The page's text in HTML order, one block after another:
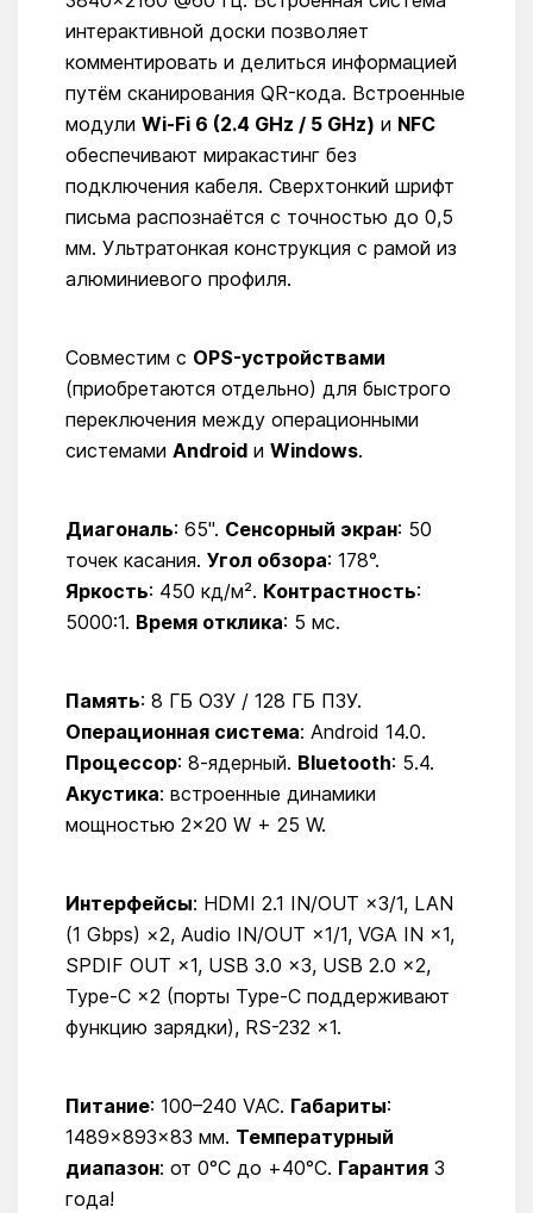
интерактивной доски позволяет
комментировать и делиться информацией
путём сканирования QR-кода. Встроенные
модули Wi-Fi 6 (2.4 GHz / 5 GHz) и NFC
обеспечивают миракастинг без
подключения кабеля. Сверхтонкий шрифт
письма распознаётся с точностью до 0,5
мм. Ультратонкая конструкция с рамой из
алюминиевого профиля.
Совместим с OPS-устройствами
(приобретаются отдельно) для быстрого
переключения между операционными
системами Android и Windows.
Диагональ: 65". Сенсорный экран: 50
точек касания. Угол обзора: 178°.
Яркость: 450 кд/м². Контрастность:
5000:1. Время отклика: 5 мс.
Память: 8 ГБ ОЗУ / 128 ГБ ПЗУ.
Операционная система: Android 14.0.
Процессор: 8-ядерный. Bluetooth: 5.4.
Акустика: встроенные динамики
мощностью 2×20 W + 25 W.
Интерфейсы: HDMI 2.1 IN/OUT ×3/1, LAN
(1 Gbps) ×2, Audio IN/OUT ×1/1, VGA IN ×1,
SPDIF OUT ×1, USB 3.0 ×3, USB 2.0 ×2,
Type-C ×2 (порты Type-C поддерживают
функцию зарядки), RS-232 ×1.
Питание: 100–240 VAC. Габариты:
1489×893×83 мм. Температурный
диапазон: от 0°C до +40°C. Гарантия 3
года!